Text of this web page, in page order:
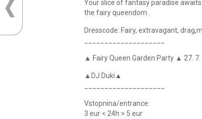
Your slice of fantasy paradise
the fairy queendom .
Dresscode: Fairy, extravagant,
▲ Fairy Queen Garden Party ▲ 27.
▲DJ Duki▲
Vstopnina/entrance:
3 eur < 24h > 5 eur